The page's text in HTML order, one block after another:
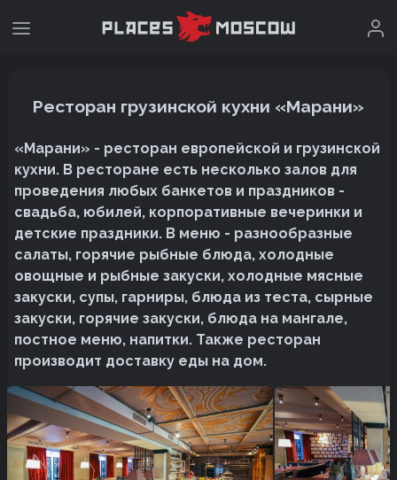
Ресторан грузинской кухни «Марани»
«Марани» - ресторан европейской и грузинской
кухни. В ресторане есть несколько залов для
проведения любых банкетов и праздников -
свадьба, юбилей, корпоративные вечеринки и
детские праздники. В меню - разнообразные
салаты, горячие рыбные блюда, холодные
овощные и рыбные закуски, холодные мясные
закуски, супы, гарниры, блюда из теста, сырные
закуски, горячие закуски, блюда на мангале,
постное меню, напитки. Также ресторан
производит доставку еды на дом.